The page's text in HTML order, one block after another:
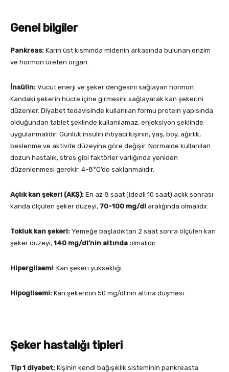
Genel bilgiler
Pankreas: Karın üst kısmında midenin arkasında bulunan enzim
ve hormon üreten organ.
İnsülin: Vücut enerji ve şeker dengesini sağlayan hormon.
Kandaki şekerin hücre içine girmesini sağlayarak kan şekerini
düzenler. Diyabet tedavisinde kullanılan formu protein yapısında
olduğundan tablet şeklinde kullanılamaz, enjeksiyon şeklinde
uygulanmalıdır. Günlük insülin ihtiyacı kişinin, yaş, boy, ağırlık,
beslenme ve aktivite düzeyine göre değişir. Normalde kullanılan
dozun hastalık, stres gibi faktörler varlığında yeniden
düzenlenmesi gerekir. 4-8°C’de saklanmalıdır.
Açlık kan şekeri (AKŞ): En az 8 saat (ideali 10 saat) açlık sonrası
kanda ölçülen şeker düzeyi, 70-100 mg/dl aralığında olmalıdır.
Tokluk kan şekeri: Yemeğe başladıktan 2 saat sonra ölçülen kan
şeker düzeyi, 140 mg/dl’nin altında olmalıdır.
Hiperglisemi: Kan şekeri yüksekliği.
Hipoglisemi: Kan şekerinin 50 mg/dl’nin altına düşmesi.
Şeker hastalığı tipleri
Tip 1 diyabet: Kişinin kendi bağışıklık sisteminin pankreasta